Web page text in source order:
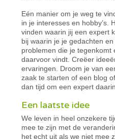
Eén manier om je weg te
in je interesses en hobby’s.
vinden waarin jij een expert
bij waarin je je gedachten
problemen die je tegenkomt
daarvoor vindt. Creëer
ervaringen. Droom je van
zaak te starten of een blog
dan tijd om een expert
Een laatste idee
We leven in heel onzekere
mee te zijn met de
het echt uit als we niet mee